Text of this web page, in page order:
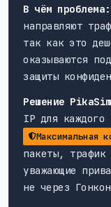
В чём проблема:
направляют
так как это
оказываются
защиты
Решение
IP для каждого
Максимальная
пакеты, трафик
уважающие
не через